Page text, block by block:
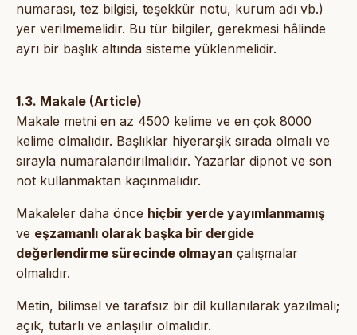
numarası, tez bilgisi, teşekkür notu, kurum adı vb.)
yer verilmemelidir. Bu tür bilgiler, gerekmesi hâlinde
ayrı bir başlık altında sisteme yüklenmelidir.
1.3. Makale (Article)
Makale metni en az 4500 kelime ve en çok 8000
kelime olmalıdır. Başlıklar hiyerarşik sırada olmalı ve
sırayla numaralandırılmalıdır. Yazarlar dipnot ve son
not kullanmaktan kaçınmalıdır.
Makaleler daha önce hiçbir yerde yayımlanmamış
ve eşzamanlı olarak başka bir dergide
değerlendirme sürecinde olmayan çalışmalar
olmalıdır.
Metin, bilimsel ve tarafsız bir dil kullanılarak yazılmalı;
açık, tutarlı ve anlaşılır olmalıdır.